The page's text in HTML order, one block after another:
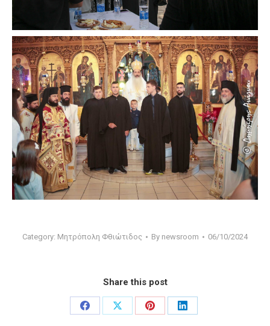
Category: Μητρόπολη Φθιώτιδος By newsroom 06/10/2024
Share this post
Share
Share
Share
Share